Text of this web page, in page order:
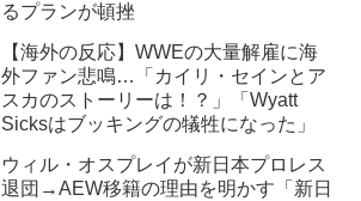
るプランが頓挫
【海外の反応】WWEの大量解雇に海
外ファン悲鳴…「カイリ・セインとア
スカのストーリーは！？」「Wyatt
Sicksはブッキングの犠牲になった」
ウィル・オスプレイが新日本プロレス
退団→AEW移籍の理由を明かす「新日